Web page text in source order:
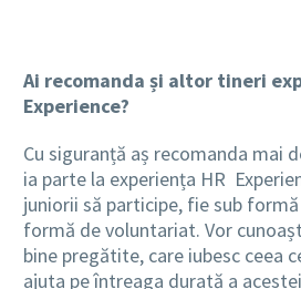
Ai recomanda și altor tineri
Experience?
Cu siguranță aș recomanda mai
ia parte la experiența HR
juniorii să participe, fie sub
formă de voluntariat. Vor
bine pregătite, care iubesc ceea
ajuta pe întreaga durată a